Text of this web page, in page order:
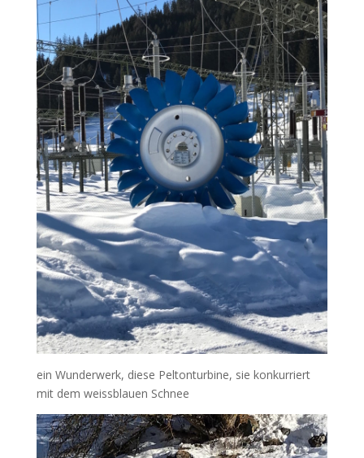
ein Wunderwerk, diese Peltonturbine, sie konkurriert
mit dem weissblauen Schnee